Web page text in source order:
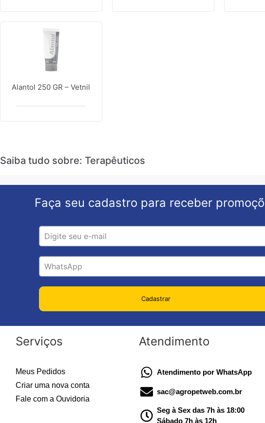
Alantol 250 GR – Vetnil
Saiba tudo sobre: Terapêuticos
Faça seu cadastro para receber
Cadastrar
Serviços
Meus Pedidos
Criar uma nova conta
Fale com a Ouvidoria
Atendimento
Atendimento por WhatsApp
sac@agropetweb.com.br
Seg à Sex das 7h às 18:00
Sábado 7h às 12h